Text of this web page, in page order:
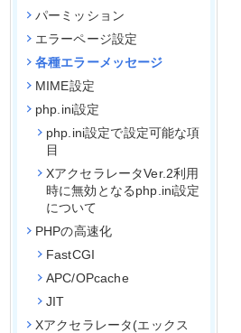
パーミッション
エラーページ設定
各種エラーメッセージ
MIME設定
php.ini設定
php.ini設定で設定可能な項
目
XアクセラレータVer.2利用
時に無効となるphp.ini設定
について
PHPの高速化
FastCGI
APC/OPcache
JIT
Xアクセラレータ(エックス